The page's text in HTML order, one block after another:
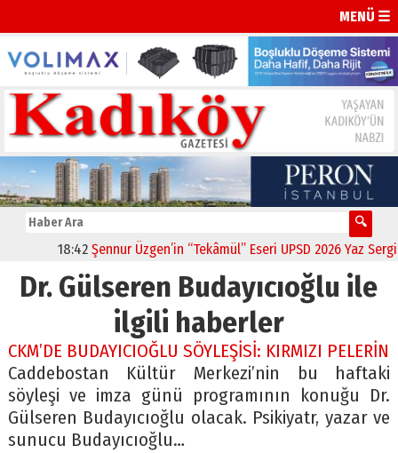
MENÜ ☰
18:42 Şennur Üzgen’in “Tekâmül” Eseri UPSD 2026 Yaz
Dr. Gülseren Budayıcıoğlu ile
ilgili haberler
CKM’DE BUDAYICIOĞLU SÖYLEŞİSİ: KIRMIZI PELERİN
Caddebostan Kültür Merkezi’nin bu haftaki
söyleşi ve imza günü programının konuğu Dr.
Gülseren Budayıcıoğlu olacak. Psikiyatr, yazar ve
sunucu Budayıcıoğlu…